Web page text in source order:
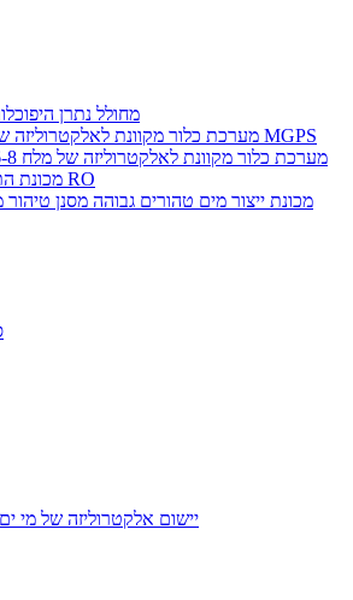
מחולל נתרן היפוכלוריט
מערכת כלור מקוונת לאלקטרוליזה של מי ים של MGPS
מערכת כלור מקוונת לאלקטרוליזה של מלח 6-8 גרם/ליטר
מכונת התפלת מי ים RO
מכונת ייצור מים טהורים גבוהה מסנן טיהור
יישום אלקטרוליזה של מי